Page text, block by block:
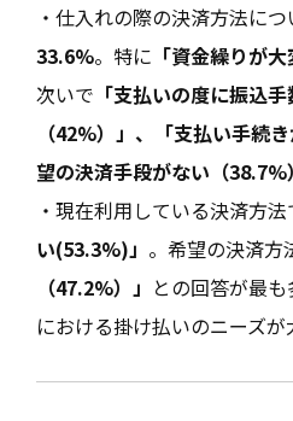
・仕入れの際の決済方法につ
33.6%。特に 「資金繰りが大
次いで 「支払いの度に振込
（42%）」、「支払い手続
望の決済手段がない（38.7%
・現在利用している決済方
い(53.3%)」 。希望の決済方
（47.2%）」 との回答が最
における掛け払いのニーズが